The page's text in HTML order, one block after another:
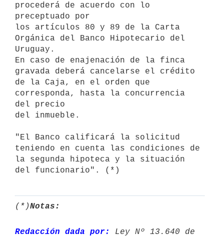
procederá de acuerdo con lo
preceptuado por
los artículos 80 y 89 de la Carta
Orgánica del Banco Hipotecario del
Uruguay.
En caso de enajenación de la finca
gravada deberá cancelarse el crédito
de la Caja, en el orden que
corresponda, hasta la concurrencia
del precio
del inmueble.
"El Banco calificará la solicitud
teniendo en cuenta las condiciones de
la segunda hipoteca y la situación
del funcionario". (*)
(*)Notas:
Redacción dada por:
Ley Nº 13.640 de